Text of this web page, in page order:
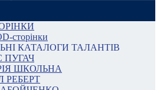
сторінки
КАТАЛОГИ ТАЛАНТІВ
ПУГАЧ
ШКОЛЬНА
РЕБЕРТ